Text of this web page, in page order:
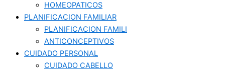
HOMEOPATICOS
PLANIFICACION FAMILIAR
PLANIFICACION FAMILI
ANTICONCEPTIVOS
CUIDADO PERSONAL
CUIDADO CABELLO